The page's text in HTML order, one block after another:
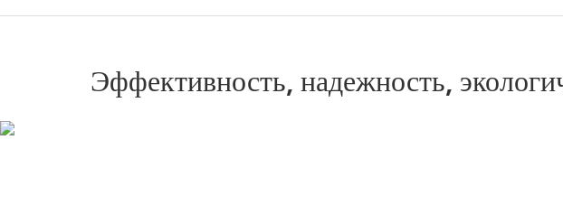
Эффективность, надежность,